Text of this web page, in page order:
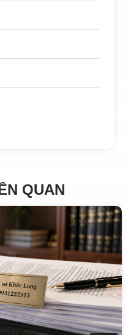
QUAN